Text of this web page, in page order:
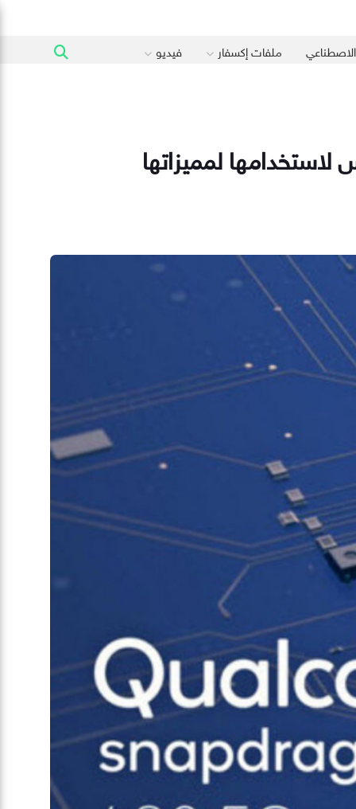
الاصطناعي ملفات إكسفار فيديو